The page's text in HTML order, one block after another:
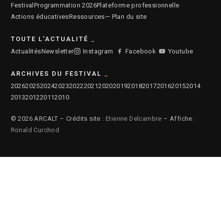
Festival Programmation 2026Plateforme professionnelle
Actions éducativesRessources— Plan du site
TOUTE L'ACTUALITÉ
ActualitésNewsletter Instagram Facebook Youtube
ARCHIVES DU FESTIVAL
2026202520242023202220212020201920182017201620152014
2013201220112010
© 2026 ARCALT – Crédits site : Etienne Delcambre – Affiche :
Ronald Curchod